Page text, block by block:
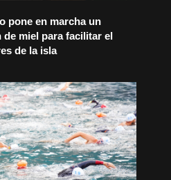
pone en marcha un
miel para facilitar el
de la isla